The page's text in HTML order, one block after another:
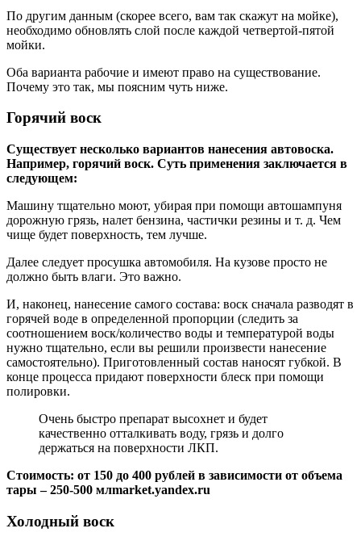
По другим данным (скорее всего, вам так скажут на мойке),
необходимо обновлять слой после каждой четвертой-пятой
мойки.
Оба варианта рабочие и имеют право на существование.
Почему это так, мы поясним чуть ниже.
Горячий воск
Существует несколько вариантов нанесения автовоска.
Например, горячий воск. Суть применения заключается в
следующем:
Машину тщательно моют, убирая при помощи автошампуня
дорожную грязь, налет бензина, частички резины и т. д. Чем
чище будет поверхность, тем лучше.
Далее следует просушка автомобиля. На кузове просто не
должно быть влаги. Это важно.
И, наконец, нанесение самого состава: воск сначала разводят в
горячей воде в определенной пропорции (следить за
соотношением воск/количество воды и температурой воды
нужно тщательно, если вы решили произвести нанесение
самостоятельно). Приготовленный состав наносят губкой. В
конце процесса придают поверхности блеск при помощи
полировки.
Очень быстро препарат высохнет и будет
качественно отталкивать воду, грязь и долго
держаться на поверхности ЛКП.
Стоимость: от 150 до 400 рублей в зависимости от объема
тары – 250-500 млmarket.yandex.ru
Холодный воск